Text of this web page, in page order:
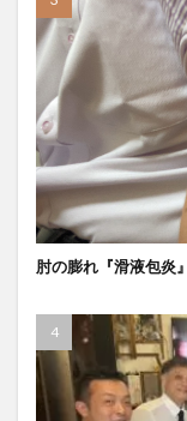
肘の膨れ『滑液包炎